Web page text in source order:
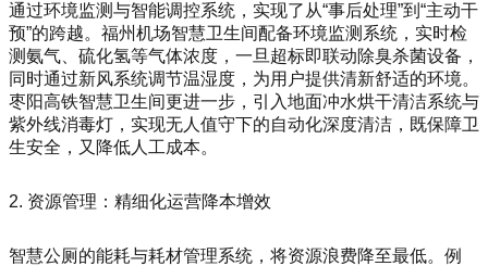
通过环境监测与智能调控系统，实现了从“事后处理”到“主动干
预”的跨越。福州机场智慧卫生间配备环境监测系统，实时检
测氨气、硫化氢等气体浓度，一旦超标即联动除臭杀菌设备，
同时通过新风系统调节温湿度，为用户提供清新舒适的环境。
枣阳高铁智慧卫生间更进一步，引入地面冲水烘干清洁系统与
紫外线消毒灯，实现无人值守下的自动化深度清洁，既保障卫
生安全，又降低人工成本。
2. 资源管理：精细化运营降本增效
智慧公厕的能耗与耗材管理系统，将资源浪费降至最低。例